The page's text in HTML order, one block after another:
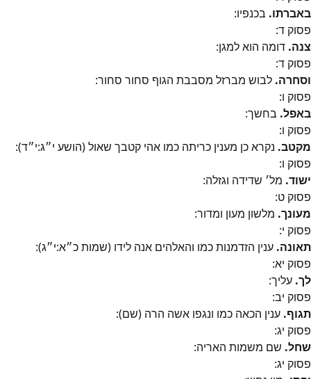
באברתו. בכנפיו:
פסוק ד:
צנה. דומה הוא למגן:
פסוק ד:
וסחרה. לבוש מברזל מסבבת הגוף סחור סחור:
פסוק ו:
באפל. בחשך:
פסוק ו:
מקטב. נקרא כן מענין כריתה כמו אהי קטבך שאול (הושע י״ג:י״ד):
פסוק ו:
ישוד. מל׳ שדידה וגזלה:
פסוק ט:
מעונך. מלשון מעון ומדור:
פסוק י:
תאונה. ענין הזדמנות כמו והאלהים אנה לידו (שמות כ״א:י״ג):
פסוק יא:
לך. עליך:
פסוק יב:
תגוף. ענין הכאה כמו ונגפו אשה הרה (שם):
פסוק יג:
שחל. שם משמות האריה:
פסוק יג: